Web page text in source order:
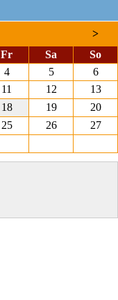
>
Freitag Sa So
4 5
6
11 12
13
18 19
20
25 26
27